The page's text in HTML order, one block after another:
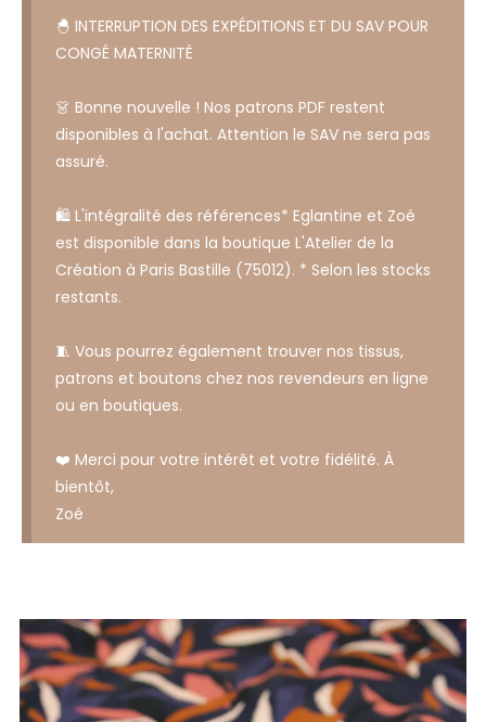
🐣 INTERRUPTION DES EXPÉDITIONS ET DU SAV POUR
CONGÉ MATERNITÉ
👗 Bonne nouvelle ! Nos patrons PDF restent
disponibles à l'achat. Attention le SAV ne sera pas
assuré.
🛍️ L'intégralité des références* Eglantine et Zoé
est disponible dans la boutique L'Atelier de la
Création à Paris Bastille (75012). * Selon les stocks
restants.
🧵 Vous pourrez également trouver nos tissus,
patrons et boutons chez nos revendeurs en ligne
ou en boutiques.
❤️ Merci pour votre intérêt et votre fidélité. À
bientôt,
Zoé